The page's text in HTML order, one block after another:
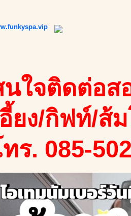
นใจติดต่อส
อี้ยง/กิฟท์/ส้
ร. 085-